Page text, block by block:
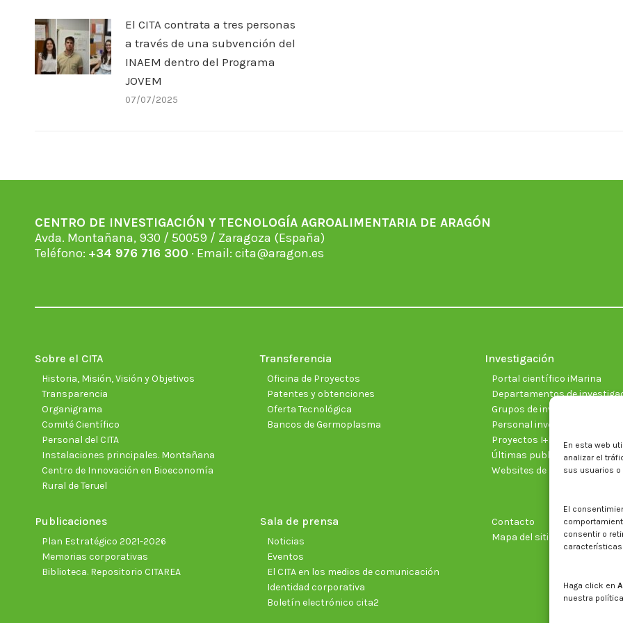
En esta web
analizar el
sus usuarios
El
consentir o
Haga click en
nuestra
El CITA contrata a tres personas
a través de una subvención del
INAEM dentro del Programa
JOVEM
07/07/2025
CENTRO DE INVESTIGACIÓN Y TECNOLOGÍA AGROALIMENTARIA DE ARAGÓN
Avda. Montañana, 930 / 50059 / Zaragoza (España)
Teléfono: +34 976 716 300 · Email: cita@aragon.es
Sobre el CITA
Historia, Misión, Visión y Objetivos
Transparencia
Organigrama
Comité Científico
Personal del CITA
Instalaciones principales. Montañana
Centro de Innovación en Bioeconomía
Rural de Teruel
Transferencia
Oficina de Proyectos
Patentes y obtenciones
Oferta Tecnológica
Bancos de Germoplasma
Investigación
Portal científico iMarina
Departamentos de
Grupos de investigación
Personal investigador
Proyectos I+D+I vigentes
Últimas publicaciones
Websites de proyectos
Publicaciones
Plan Estratégico 2021-2026
Memorias corporativas
Biblioteca. Repositorio CITAREA
Sala de prensa
Noticias
Eventos
El CITA en los medios de comunicación
Identidad corporativa
Boletín electrónico cita2
Contacto
Mapa del sitio web